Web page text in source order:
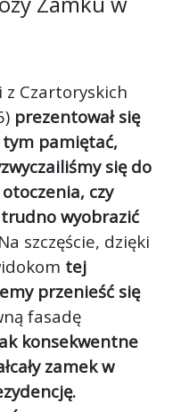
z Czartoryskich
prezentował się
pamiętać,
się do
czy
wyobrazić
Na szczęście, dzięki
tej
przenieść się
fasadę
konsekwentne
zamek w